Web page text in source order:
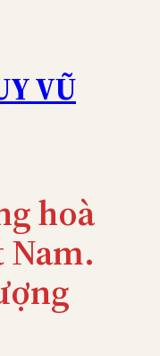
VŨ
hoà
Nam.